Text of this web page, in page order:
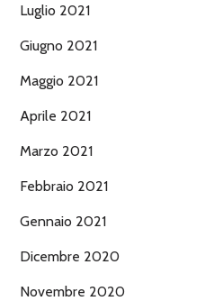
Luglio 2021
Giugno 2021
Maggio 2021
Aprile 2021
Marzo 2021
Febbraio 2021
Gennaio 2021
Dicembre 2020
Novembre 2020